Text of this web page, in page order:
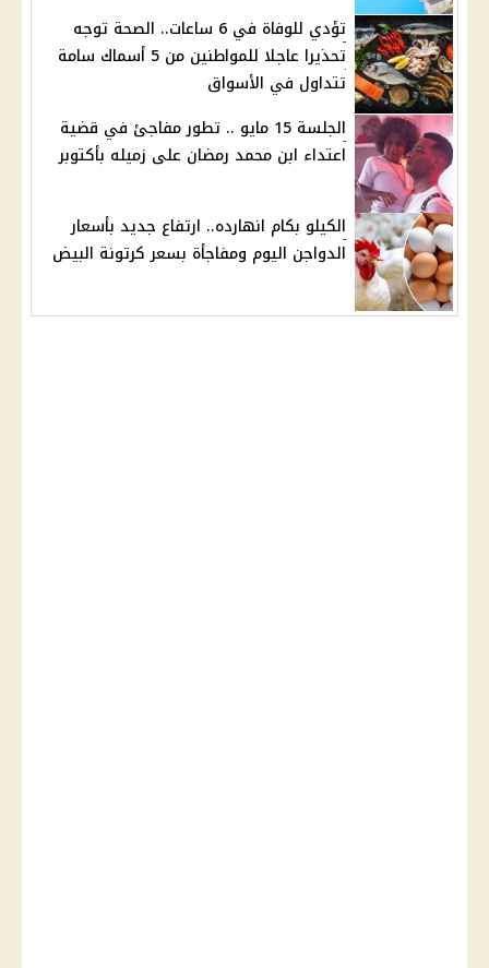
تؤدي للوفاة في 6 ساعات.. الصحة توجه
تحذيرا عاجلا للمواطنين من 5 أسماك سامة
تتداول في الأسواق
الجلسة 15 مايو .. تطور مفاجئ في قضية
اعتداء ابن محمد رمضان على زميله بأكتوبر
الكيلو بكام انهارده.. ارتفاع جديد بأسعار
الدواجن اليوم ومفاجأة بسعر كرتونة البيض